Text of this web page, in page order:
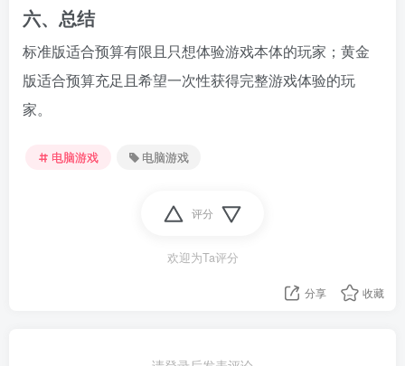
六、总结
标准版适合预算有限且只想体验游戏本体的玩家；黄金
版适合预算充足且希望一次性获得完整游戏体验的玩
家。
电脑游戏 电脑游戏
评分
欢迎为Ta评分
分享 收藏